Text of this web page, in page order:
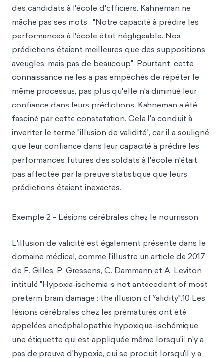
des candidats à l'école d'officiers. Kahneman ne
mâche pas ses mots : "Notre capacité à prédire les
performances à l'école était négligeable. Nos
prédictions étaient meilleures que des suppositions
aveugles, mais pas de beaucoup". Pourtant, cette
connaissance ne les a pas empêchés de répéter le
même processus, pas plus qu'elle n'a diminué leur
confiance dans leurs prédictions. Kahneman a été
fasciné par cette constatation. Cela l'a conduit à
inventer le terme "illusion de validité", car il a souligné
que leur confiance dans leur capacité à prédire les
performances futures des soldats à l'école n'était
pas affectée par la preuve statistique que leurs
prédictions étaient inexactes.
Exemple 2 - Lésions cérébrales chez le nourrisson
L'illusion de validité est également présente dans le
domaine médical, comme l'illustre un article de 2017
de F. Gilles, P. Gressens, O. Dammann et A. Leviton
intitulé "Hypoxia-ischemia is not antecedent of most
preterm brain damage : the illusion of validity".10 Les
lésions cérébrales chez les prématurés ont été
appelées encéphalopathie hypoxique-ischémique,
une étiquette qui est appliquée même lorsqu'il n'y a
pas de preuve d'hypoxie, qui se produit lorsqu'il y a